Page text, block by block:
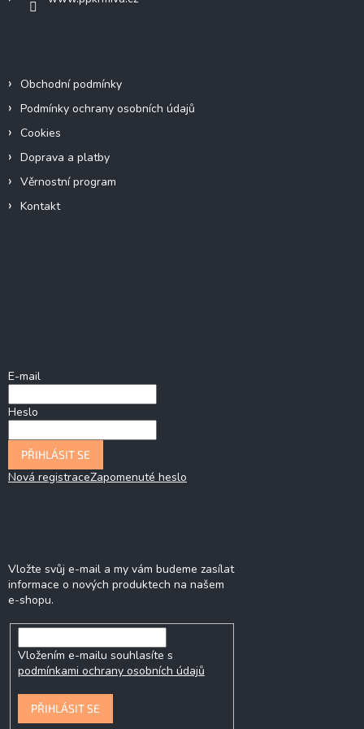
Obchodní podmínky
Podmínky ochrany osobních údajů
Cookies
Doprava a platby
Věrnostní program
Kontakt
E-mail
Heslo
PŘIHLÁSIT SE
Nová registraceZapomenuté heslo
Vložte svůj e-mail a my vám budeme zasílat
informace o nových produktech na našem
e-shopu.
Vložením e-mailu souhlasíte s
podmínkami ochrany osobních údajů
PŘIHLÁSIT SE